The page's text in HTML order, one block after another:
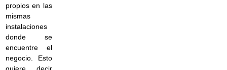
propios en las
mismas
instalaciones
donde se
encuentre el
negocio. Esto
quiere decir